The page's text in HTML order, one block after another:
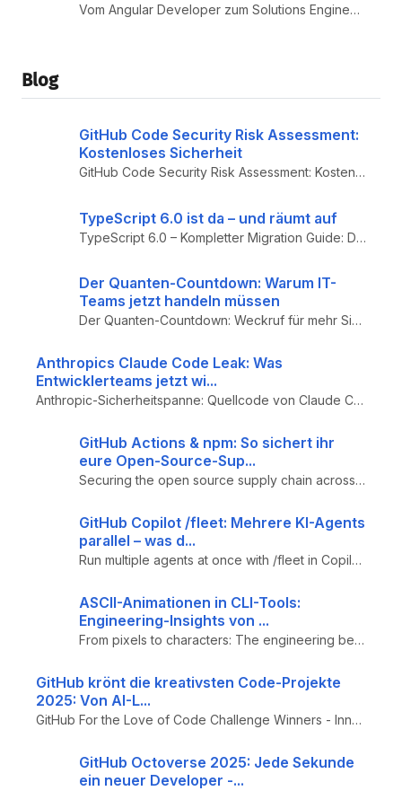
Vom Angular Developer zum Solutions Engineer: Architektur, Patterns und Integration im Angular-Ökosystem – praxisorienti...
Blog
GitHub Code Security Risk Assessment:
Kostenloses Sicherheit
GitHub Code Security Risk Assessment: Kostenloses Ein-Klick-Scan-Tool für Organisationen – CodeQL scannt bis zu 20 aktiv...
TypeScript 6.0 ist da – und räumt auf
TypeScript 6.0 – Kompletter Migration Guide: Das letzte JS-basierte Release auf dem Weg zu TypeScript 7.0 (Go-Native-Por...
Der Quanten-Countdown: Warum IT-
Teams jetzt handeln müssen
Der Quanten-Countdown: Weckruf für mehr Sicherheit – Q-Day, Post-Quanten-Kryptografie (PQC), CRYSTALS-Kyber, ML-KEM und ...
Anthropics Claude Code Leak: Was
Entwicklerteams jetzt wi...
Anthropic-Sicherheitspanne: Quellcode von Claude Code versehentlich veröffentlicht – Lehren für Entwicklerteams zu Suppl...
GitHub Actions & npm: So sichert ihr
eure Open-Source-Sup...
Securing the open source supply chain across GitHub – Aktuelle Angriffsmuster auf GitHub Actions, praktische Schutzmaßna...
GitHub Copilot /fleet: Mehrere KI-Agents
parallel – was d...
Run multiple agents at once with /fleet in Copilot CLI - GitHub Copilot CLI bekommt parallele Agent-Ausführung: /fleet d...
ASCII-Animationen in CLI-Tools:
Engineering-Insights von ...
From pixels to characters: The engineering behind GitHub Copilot CLI's animated ASCII banner - Technische Implementation...
GitHub krönt die kreativsten Code-Projekte
2025: Von AI-L...
GitHub For the Love of Code Challenge Winners - Innovative Open-Source Projekte von AI-Résumés bis Karaoke-Terminals
GitHub Octoverse 2025: Jede Sekunde
ein neuer Developer -...